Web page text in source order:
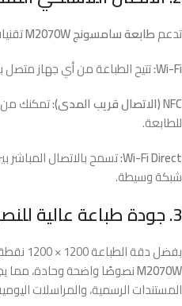
تدعمطابعة سامسونج M2070W
Wi-Fi: تتيح الطباعة من أي جهاز متصل
NFC (الاتصال قريب المدى):
تمكنك
للطابعة.
Wi-Fi Direct: تسمح بالاتصال المباشر
شبكة وسيطة.
3. جودة طباعة عالية للنصوص والمستندات
بفضل دقة الطباعة 1200 × 1200 نقطة في البوصة، تنتج
M2070Wنصوصًا واضحة وحادة، مما
المستندات الرسمية، والمراسلات